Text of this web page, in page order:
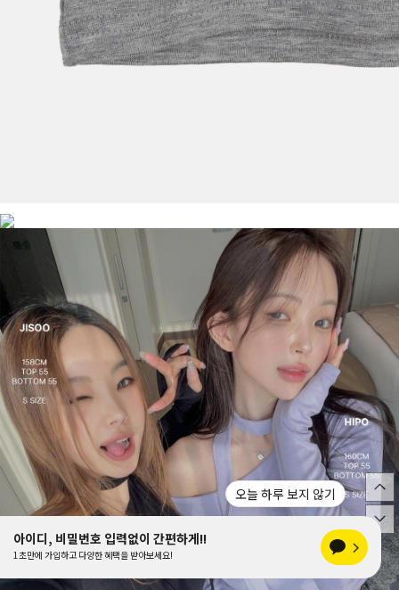
오늘 하루 보지 않기
아이디, 비밀번호 입력없이 간편하게!!
1초만에 가입하고 다양한 혜택을 받아보세요!